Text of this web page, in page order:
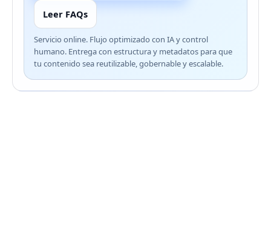
Leer FAQs
Servicio online. Flujo optimizado con IA y control
humano. Entrega con estructura y metadatos para que
tu contenido sea reutilizable, gobernable y escalable.